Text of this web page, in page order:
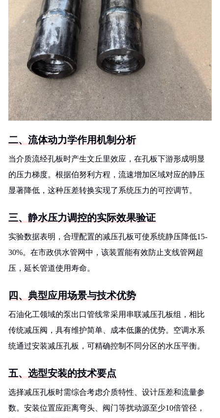
二、流体动力学作用机制分析
当介质流经孔板时产生文丘里效应，在孔板下游形成明显
的压力梯度。根据伯努利方程，流速增加区域对应的静压
显著降低，这种压差转换实现了系统压力的可控调节。
三、静水压力调控的实际效果验证
实验数据表明，合理配置的减压孔板可使系统静压降低15-
30%。在市政供水管网中，该装置能有效防止支线管网超
压，延长管道使用寿命。
四、典型应用场景与技术优势
石油化工领域的泵出口管线常采用串联减压孔板组，相比
传统减压阀，具有维护简单、成本低廉的优势。空调水系
统通过安装减压孔板，可精确控制不同分区的水压平衡。
五、选型安装的技术要点
选择减压孔板时需综合考虑介质特性、设计压差和流量参
数。安装位置应距离弯头、阀门等扰动源至少10倍管径，